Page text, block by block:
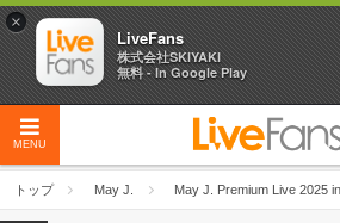
MENU
トップ May J. May J. Premium Live 2025
2026
04/27
2026
【ライブ動員ランキング】2026年上半期編発
×
LiveFans
株式会社SKIYAKI
無料 - In Google Play